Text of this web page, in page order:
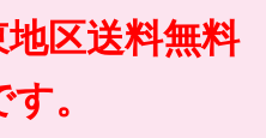
区送料無料
。